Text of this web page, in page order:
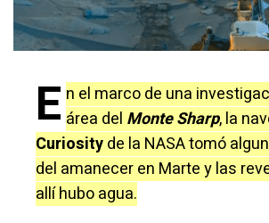
E n el marco de una
área del Monte Sharp, la
Curiosityde la NASA tomó
del amanecer en Marte y las
allí hubo agua.